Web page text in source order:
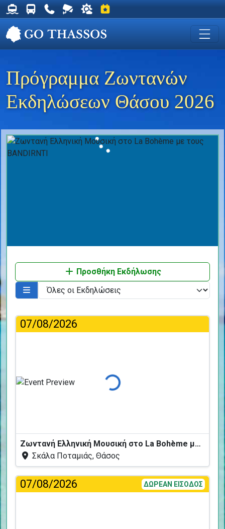
Δρομολόγια Φέρυ για Θάσο
Δρομολόγια Λεωφορείων Θάσου
Χρήσιμα Τηλέφωνα
Ζωντανή Κάμερα στη Χρυσή Ακτή
Ο καιρός στη Θάσο
Εκδηλώσεις στη Θάσο
Πρόγραμμα Ζωντανών
Εκδηλώσεων Θάσου 2026
Προσθήκη Εκδήλωσης
07/08/2026
Φόρτωση...
Ζωντανή Ελληνική Μουσική στο La Bohème με τους BANDIRNTI
Σκάλα Ποταμιάς, Θάσος
07/08/2026 ΔΩΡΕΑΝ ΕΙΣΟΔΟΣ